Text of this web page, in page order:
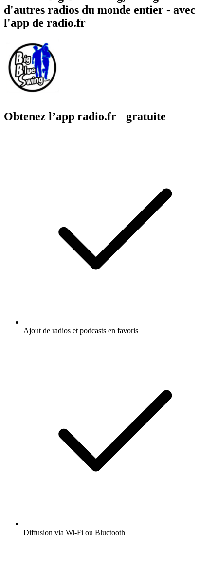
d'autres radios du monde entier - avec
l'app de radio.fr
Obtenez l’app radio.fr gratuite
Ajout de radios et podcasts en favoris
Diffusion via Wi-Fi ou Bluetooth